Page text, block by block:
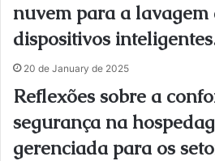
nuvem para a
dispositivos
20 de January de 2025
Reflexões sobre a
segurança na
gerenciada para os